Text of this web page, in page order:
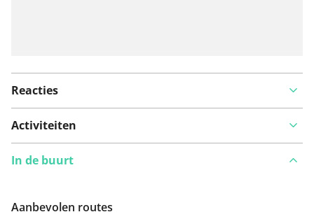
Reacties
Activiteiten
In de buurt
Aanbevolen routes